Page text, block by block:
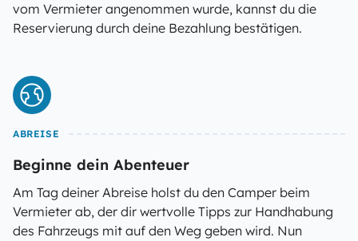
vom Vermieter angenommen wurde, kannst du die
Reservierung durch deine Bezahlung bestätigen.
ABREISE
Beginne dein Abenteuer
Am Tag deiner Abreise holst du den Camper beim
Vermieter ab, der dir wertvolle Tipps zur Handhabung
des Fahrzeugs mit auf den Weg geben wird. Nun